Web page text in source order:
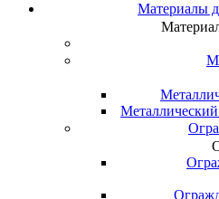
Материалы